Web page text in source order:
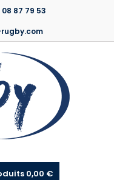
87 79 53
0,00 €